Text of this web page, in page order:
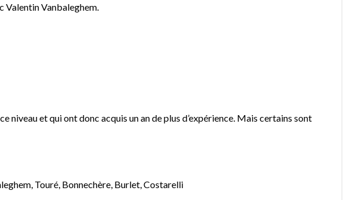
Valentin Vanbaleghem.
niveau et qui ont donc acquis un an de plus d’expérience. Mais certains sont
Touré, Bonnechère, Burlet, Costarelli